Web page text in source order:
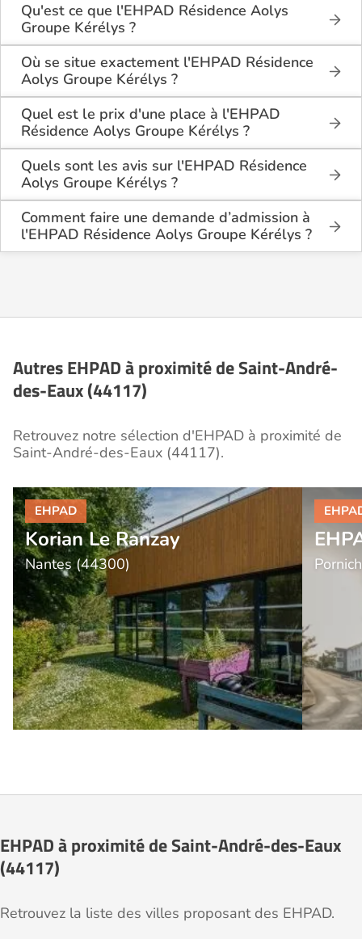
Qu'est ce que l'EHPAD Résidence Aolys
Groupe Kérélys ?
L'EHPAD Résidence Aolys Groupe Kérélys est une
maison de retraite médicalisée de type
hébergement permanent, hébergement temporaire ,
située à Saint-André-des-Eaux (44117).
Où se situe exactement l'EHPAD Résidence
Aolys Groupe Kérélys ?
L'EHPAD Résidence Aolys Groupe Kérélys est situé
2 rue du pré du bourg à Saint-André-des-Eaux
(44117), en Loire Atlantique (44).
Quel est le prix d'une place à l'EHPAD
Résidence Aolys Groupe Kérélys ?
L'EHPAD Résidence Aolys Groupe Kérélys propose
des logements en chambre simple à partir de 1
891€ par mois.
Quels sont les avis sur l'EHPAD Résidence
Aolys Groupe Kérélys ?
Il y a 1 avis déposé(s) sur l'EHPAD Résidence Aolys
Groupe Kérélys : il a reçu la note moyenne de 5/5
pour l'ensemble de ses prestations.
Comment faire une demande d’admission à
l'EHPAD Résidence Aolys Groupe Kérélys ?
La demande s’effectue directement via le formulaire
les coûts et les démarches administratives
Autres EHPAD à proximité de Saint-André-
des-Eaux (44117)
Retrouvez notre sélection d'EHPAD à proximité de
Saint-André-des-Eaux (44117).
Korian Le Ranzay
Nantes (44300)
EHPAD à proximité de Saint-André-des-Eaux
(44117)
Retrouvez la liste des villes proposant des EHPAD.